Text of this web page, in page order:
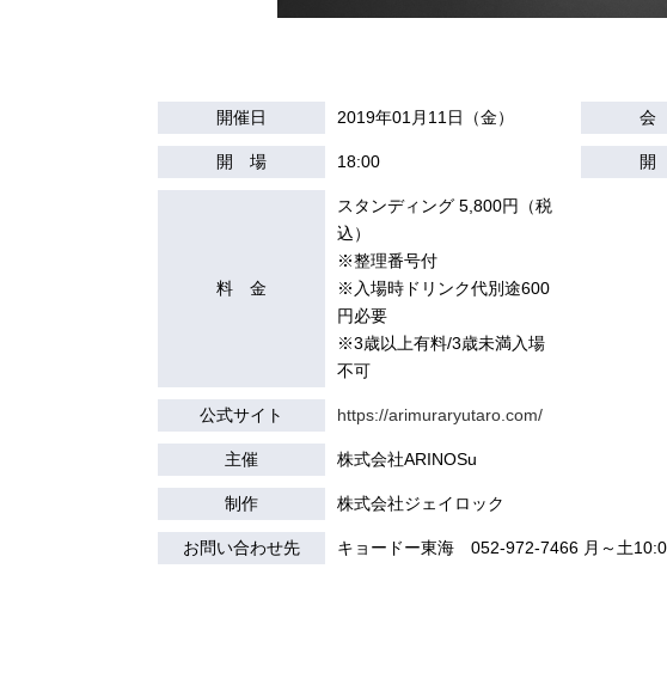
開催日 2019年01月11日（金） 会
開 場 18:00 開
料 金
スタンディング 5,800円（税
込）
※整理番号付
※入場時ドリンク代別途600
円必要
※3歳以上有料/3歳未満入場
不可
公式サイト https://arimuraryutaro.com/
主催 株式会社ARINOSu
制作 株式会社ジェイロック
お問い合わせ先 キョードー東海 052-972-7466 月～土